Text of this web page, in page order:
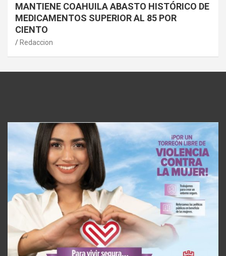
MANTIENE COAHUILA ABASTO HISTÓRICO DE
MEDICAMENTOS SUPERIOR AL 85 POR
CIENTO
Redaccion